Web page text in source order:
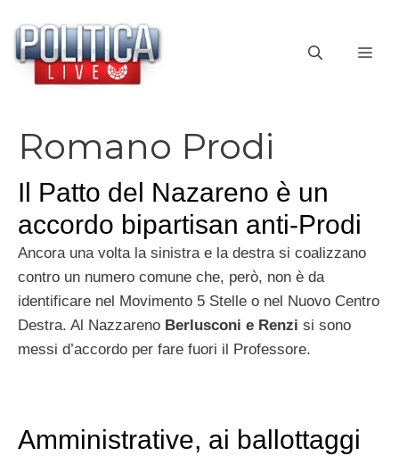
contenuto
Romano Prodi
Il Patto del Nazareno è un
accordo bipartisan anti-Prodi
Ancora una volta la sinistra e la destra si coalizzano
contro un numero comune che, però, non è da
identificare nel Movimento 5 Stelle o nel Nuovo Centro
Destra. Al Nazzareno Berlusconi e Renzi si sono
messi d’accordo per fare fuori il Professore.
Amministrative, ai ballottaggi